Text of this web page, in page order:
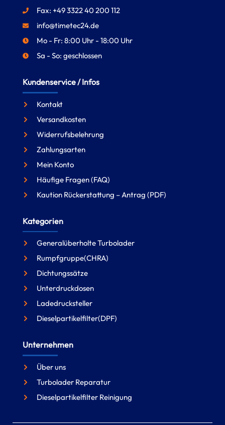
Fax: +49 3322 40 200 112
info@timetec24.de
Mo - Fr: 8:00 Uhr - 18:00 Uhr
Sa - So: geschlossen
Kundenservice / Infos
Kontakt
Versandkosten
Widerrufsbelehrung
Zahlungsarten
Mein Konto
Häufige Fragen (FAQ)
Kaution Rückerstattung – Antrag (PDF)
Kategorien
Generalüberholte Turbolader
Rumpfgruppe(CHRA)
Dichtungssätze
Unterdruckdosen
Ladedrucksteller
Dieselpartikelfilter(DPF)
Unternehmen
Über uns
Turbolader Reparatur
Dieselpartikelfilter Reinigung